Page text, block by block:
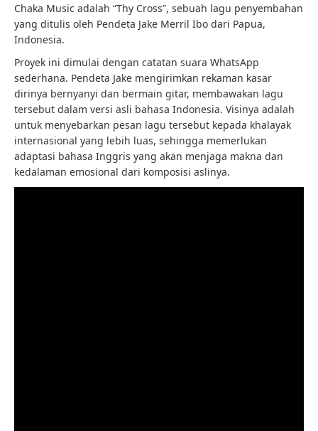
Chaka Music adalah “Thy Cross”, sebuah lagu penyembahan
yang ditulis oleh Pendeta Jake Merril Ibo dari Papua,
Indonesia.
Proyek ini dimulai dengan catatan suara WhatsApp
sederhana. Pendeta Jake mengirimkan rekaman kasar
dirinya bernyanyi dan bermain gitar, membawakan lagu
tersebut dalam versi asli bahasa Indonesia. Visinya adalah
untuk menyebarkan pesan lagu tersebut kepada khalayak
internasional yang lebih luas, sehingga memerlukan
adaptasi bahasa Inggris yang akan menjaga makna dan
kedalaman emosional dari komposisi aslinya.